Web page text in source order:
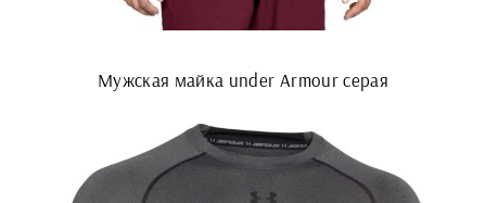
Мужская майка under Armour серая